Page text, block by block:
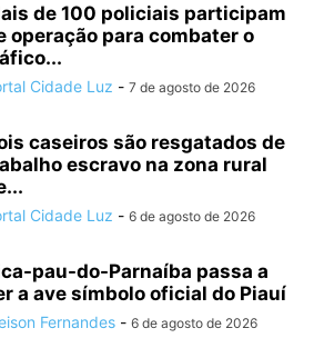
de 100 policiais participam
operação para combater o
Cidade Luz - 7 de agosto de 2026
caseiros são resgatados de
escravo na zona rural
Cidade Luz - 6 de agosto de 2026
pau-do-Parnaíba passa a
a ave símbolo oficial do Piauí
Fernandes - 6 de agosto de 2026